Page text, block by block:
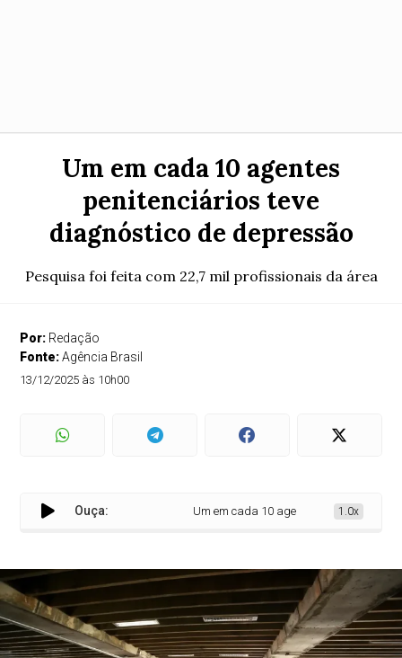
Um em cada 10 agentes
penitenciários teve
diagnóstico de depressão
Pesquisa foi feita com 22,7 mil profissionais da área
Por: Redação
Fonte:Agência Brasil
13/12/2025 às 10h00
Ouça: Um em cada 10 agentes penitenciários
1.0x